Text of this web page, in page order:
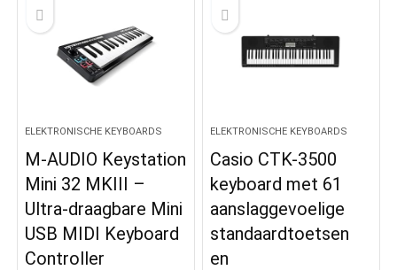
ELEKTRONISCHE KEYBOARDS
M-AUDIO Keystation
Mini 32 MKIII –
Ultra-draagbare Mini
USB MIDI Keyboard
Controller
ELEKTRONISCHE KEYBOARDS
Casio CTK-3500
keyboard met 61
aanslaggevoelige
standaardtoetsen
en